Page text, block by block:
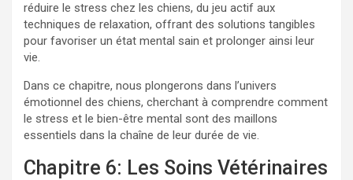
réduire le stress chez les chiens, du jeu actif aux
techniques de relaxation, offrant des solutions tangibles
pour favoriser un état mental sain et prolonger ainsi leur
vie.
Dans ce chapitre, nous plongerons dans l’univers
émotionnel des chiens, cherchant à comprendre comment
le stress et le bien-être mental sont des maillons
essentiels dans la chaîne de leur durée de vie.
Chapitre 6: Les Soins Vétérinaires